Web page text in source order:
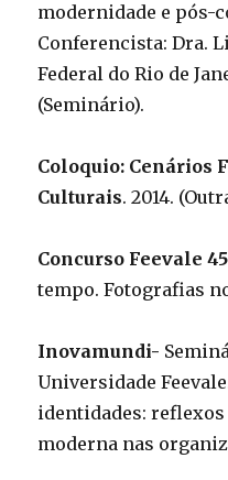
modernidade e pós-
Conferencista: Dra.
Federal do Rio de
(Seminário).
Coloquio: Cenários
Culturais. 2014.
Concurso Feevale
tempo. Fotografias
Inovamundi-
Universidade
identidades: reflexos
moderna nas